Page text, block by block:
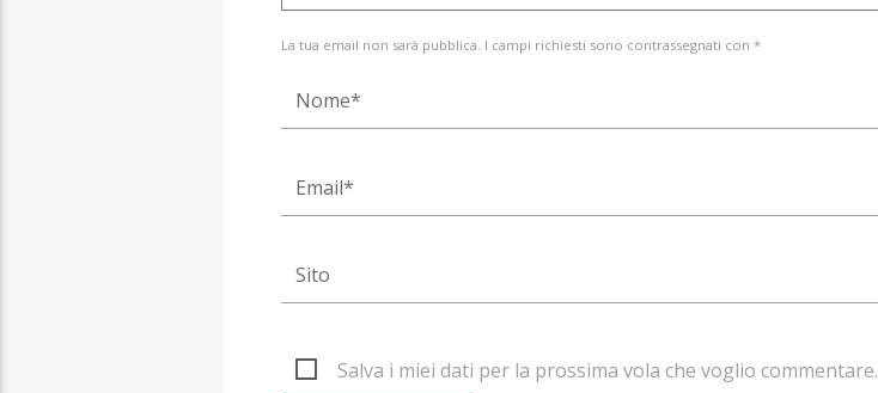
La tua email non sarà pubblica. I campi richiesti sono contrassegnati con *
Salva i miei dati per la prossima vola che voglio commentare.